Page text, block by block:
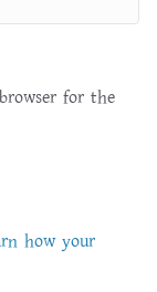
for the
how your